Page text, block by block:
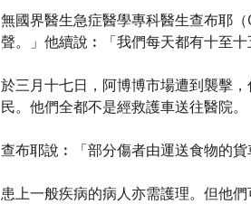
無國界醫生急症醫學專科醫生查布耶
聲。」他續說︰「我們每天都有十至十
於三月十七日，阿博博市場遭到襲擊
民。他們全都不是經救護車送往醫院。
查布耶說︰「部分傷者由運送食物的
患上一般疾病的病人亦需護理。但他